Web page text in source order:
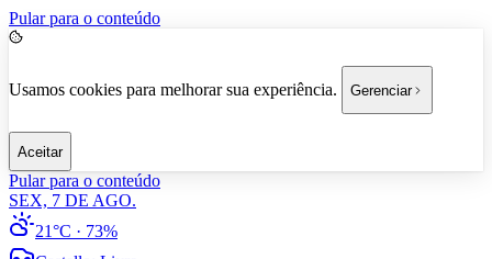
Pular para o conteúdo
Usamos cookies para melhorar sua experiência. Gerenciar
Aceitar
Pular para o conteúdo
SEX, 7 DE AGO.
21°C · 73%